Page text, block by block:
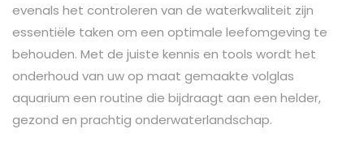
evenals het controleren van de waterkwaliteit zijn
essentiële taken om een optimale leefomgeving te
behouden. Met de juiste kennis en tools wordt het
onderhoud van uw op maat gemaakte volglas
aquarium een routine die bijdraagt aan een helder,
gezond en prachtig onderwaterlandschap.